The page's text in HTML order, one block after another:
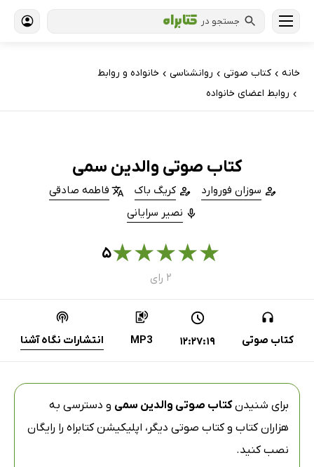
جستجو در
خانه › کتاب‌ صوتی › روانشناسی › خانواده و روابط
› روابط اعضای خانواده
کتاب صوتی والدین سمی
سوزان فوروارد کریگ باک
فاطمه صادقی
نصیر سرایانی
★
★
★
★
★۵
۲ رای
کتاب صوتی 12:27:19
MP3 انتشارات نگاه آشنا
برای شنیدنکتاب صوتی والدین سمی و دسترسی به
هزاران کتاب و کتاب صوتی دیگر، اپلیکیشن کتابراه را رایگان
نصب کنید.